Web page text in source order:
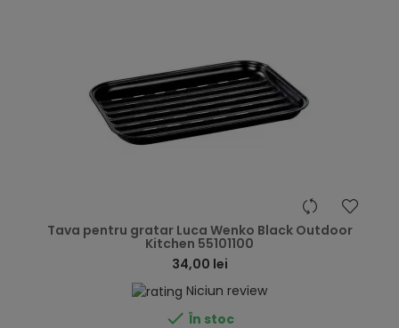
Tava pentru gratar Luca Wenko Black Outdoor
Kitchen 55101100
34,00 lei
Niciun review
 În stoc